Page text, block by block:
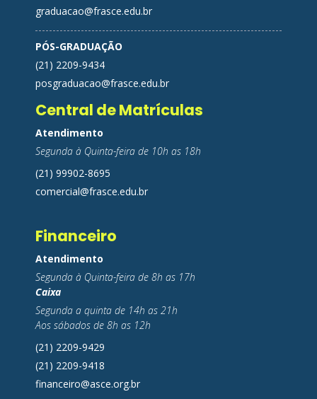
graduacao@frasce.edu.br
PÓS-GRADUAÇÃO
(21) 2209-9434
posgraduacao@frasce.edu.br
Central de Matrículas
Atendimento
Segunda à Quinta-feira de 10h as 18h
(21) 99902-8695
comercial@frasce.edu.br
Financeiro
Atendimento
Segunda à Quinta-feira de 8h as 17h
Caixa
Segunda a quinta de 14h as 21h
Aos sábados de 8h as 12h
(21) 2209-9429
(21) 2209-9418
financeiro@asce.org.br